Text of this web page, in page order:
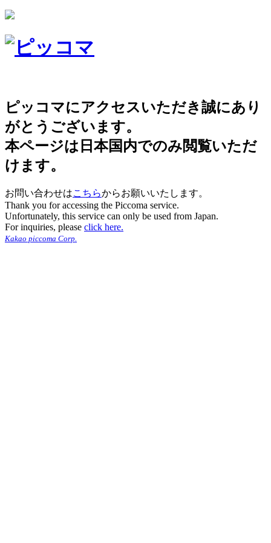
ピッコマにアクセスいただき誠にあり
がとうございます。
本ページは日本国内でのみ閲覧いただ
けます。
お問い合わせはこちらからお願いいたします。
Thank you for accessing the Piccoma service.
Unfortunately, this service can only be used from Japan.
For inquiries, please click here.
Kakao piccoma Corp.